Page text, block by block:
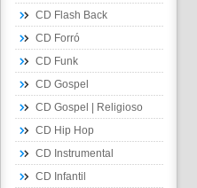
CD Flash Back
CD Forró
CD Funk
CD Gospel
CD Gospel | Religioso
CD Hip Hop
CD Instrumental
CD Infantil